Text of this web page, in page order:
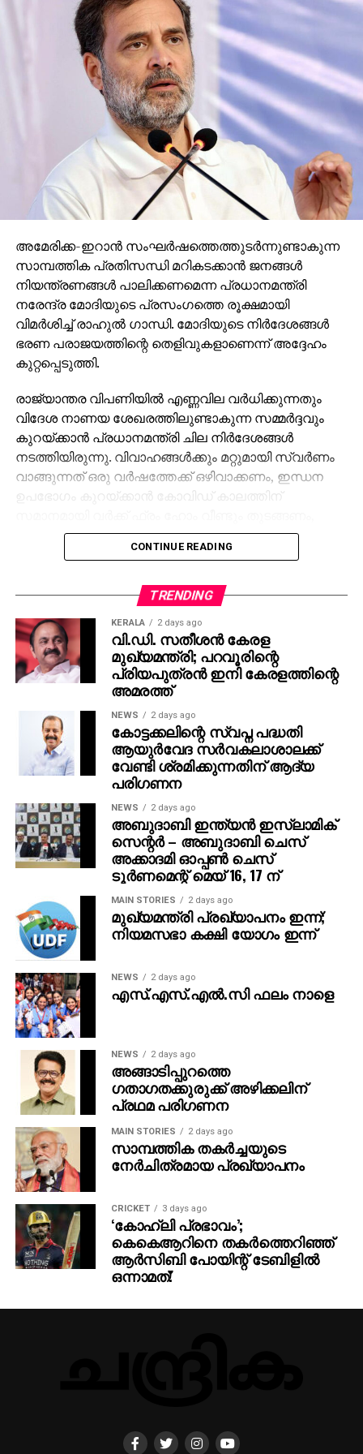
അമേരിക്ക-ഇറാന്‍ സംഘര്‍ഷത്തെത്തുടര്‍ന്നുണ്ടാകുന്ന
സാമ്പത്തിക പ്രതിസന്ധി മറികടക്കാന്‍ ജനങ്ങള്‍
നിയന്ത്രണങ്ങള്‍ പാലിക്കണമെന്ന പ്രധാനമന്ത്രി
നരേന്ദ്ര മോദിയുടെ പ്രസംഗത്തെ രൂക്ഷമായി
വിമര്‍ശിച്ച് രാഹുല്‍ ഗാന്ധി. മോദിയുടെ നിര്‍ദേശങ്ങള്‍
ഭരണ പരാജയത്തിന്റെ തെളിവുകളാണെന്ന് അദ്ദേഹം
കുറ്റപ്പെടുത്തി.
രാജ്യാന്തര വിപണിയില്‍ എണ്ണവില വര്‍ധിക്കുന്നതും
വിദേശ നാണയ ശേഖരത്തിലുണ്ടാകുന്ന സമ്മര്‍ദ്ദവും
കുറയ്ക്കാന്‍ പ്രധാനമന്ത്രി ചില നിര്‍ദേശങ്ങള്‍
നടത്തിയിരുന്നു. വിവാഹങ്ങള്‍ക്കും മറ്റുമായി സ്വര്‍ണം
വാങ്ങുന്നത് ഒരു വര്‍ഷത്തേക്ക് ഒഴിവാക്കണം, ഇന്ധന
ഉപഭോഗം കുറയ്ക്കാന്‍ കോവിഡ് കാലത്തിന്
പെട്രോള്‍, ഡീസല്‍ ഉപയോഗം കുറയ്ക്കണം,
മെട്രോയും പൊതുഗതാഗതവും ഉപയോഗിക്കുക,
വര്‍ഷത്തേക്ക് മാറ്റിവെക്കണം, പാചക എണ്ണയുടെ
പകുതിയാക്കുക തുടങ്ങിയവയായിരുന്നു അത്.
‘ഇന്നലെ മോദിജി ജനങ്ങളില്‍ നിന്ന് ത്യാഗം
ആവശ്യപ്പെട്ടു. സ്വര്‍ണം വാങ്ങരുത്, വിദേശത്ത്
പോകരുത്, പെട്രോള്‍ ഉപയോഗം കുറയ്ക്കണം,
വീട്ടിലിരുന്ന് ജോലി ചെയ്യണം… ഇവ വെറും
ഉപദേശങ്ങളല്ല, മറിച്ച് പരാജയത്തിന്റെ
തെളിവുകളാണ്.’കഴിഞ്ഞ 12 വര്‍ഷത്തെ
ഭരണത്തിനൊടുവില്‍ രാജ്യം എത്തിനില്‍ക്കുന്നത് എന്ത്
വാങ്ങണം, എവിടെ പോകണം എന്ന് ജനങ്ങളോട്
പറയേണ്ടി വരുന്ന അവസ്ഥയിലാണെന്ന് രാഹുല്‍
കുറ്റപ്പെടുത്തി. പ്രതിസന്ധികള്‍ ഉണ്ടാകുമ്പോള്‍
ഉത്തരവാദിത്തങ്ങളില്‍ നിന്ന് രക്ഷപ്പെടാന്‍ സര്‍ക്കാര്‍
അത് ജനങ്ങളുടെ മേല്‍ അടിച്ചേല്‍പ്പിക്കുകയാണെന്ന്
അദ്ദേഹം പറഞ്ഞു. രാജ്യം ഭരിക്കാന്‍ പ്രധാനമന്ത്രിക്ക്
സാധിക്കുന്നില്ലെന്നും അദ്ദേഹം പരാജയപ്പെട്ടുവെന്നും
രാഹുല്‍ ഗാന്ധി വിമര്‍ശിച്ചു.
ഇറാന്‍-അമേരിക്ക സംഘര്‍ഷത്തെത്തുടര്‍ന്ന്
രാജ്യാന്തര വിപണിയില്‍ അസംസ്‌കൃത എണ്ണവില
വര്‍ധിക്കുന്ന സാഹചര്യത്തിലാണ് സര്‍ക്കാര്‍ ഇത്തരം
നിര്‍ദേശങ്ങള്‍ പ്രഖ്യാപിച്ചത്. എന്നാല്‍ ഇത്
സര്‍ക്കാരിന്റെ സാമ്പത്തിക കെടുകാര്യസ്ഥത
മറയ്ക്കാനാണെന്ന് പ്രതിപക്ഷം ആരോപിച്ചു.
ADVERTISEMENT
CONTINUE READING
TRENDING
KERALA 2 days ago
വി.ഡി. സതീശന്‍ കേരള
മുഖ്യമന്ത്രി; പറവൂരിന്റെ
പ്രിയപുത്രന്‍ ഇനി കേരളത്തിന്റെ
അമരത്ത്
NEWS 2 days ago
കോട്ടക്കലിന്റെ സ്വപ്ന പദ്ധതി
ആയുര്‍വേദ സര്‍വകലാശാലക്ക്
വേണ്ടി ശ്രമിക്കുന്നതിന് ആദ്യ
പരിഗണന
NEWS 2 days ago
അബുദാബി ഇന്ത്യന്‍ ഇസ്ലാമിക്
സെന്റര്‍ – അബുദാബി ചെസ്
അക്കാദമി ഓപ്പണ്‍ ചെസ്
ടൂര്‍ണമെന്റ് മെയ് 16, 17 ന്
MAIN STORIES 2 days ago
മുഖ്യമന്ത്രി പ്രഖ്യാപനം ഇന്ന്;
നിയമസഭാ കക്ഷി യോഗം ഇന്ന്
NEWS 2 days ago
എസ്.എസ്.എല്‍.സി ഫലം നാളെ
NEWS 2 days ago
അങ്ങാടിപ്പുറത്തെ
ഗതാഗതക്കുരുക്ക് അഴിക്കലിന്
പ്രഥമ പരിഗണന
MAIN STORIES 2 days ago
സാമ്പത്തിക തകര്‍ച്ചയുടെ
നേര്‍ചിത്രമായ പ്രഖ്യാപനം
CRICKET 3 days ago
‘കോഹ്‌ലി പ്രഭാവം’;
കെകെആറിനെ തകർത്തെറിഞ്ഞ്
ആർസിബി പോയിന്റ് ടേബിളിൽ
ഒന്നാമത്!